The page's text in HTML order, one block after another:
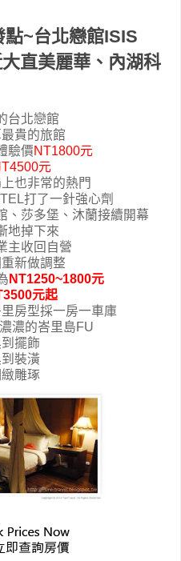
~台北戀館ISIS
直美麗華、內湖科
台北戀館
貴的旅館
驗價NT1800元
元
也非常的熱門
打了一針強心劑
、莎多堡、沐蘭接續開幕
地掉下來
主收回自營
新做調整
NT1250~1800元
元起
房型採一房一車庫
濃的峇里島FU
擺飾
裝潢
雕琢